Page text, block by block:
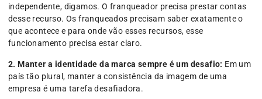
independente, digamos. O franqueador precisa prestar contas
desse recurso. Os franqueados precisam saber exatamente o
que acontece e para onde vão esses recursos, esse
funcionamento precisa estar claro.
2. Manter a identidade da marca sempre é um desafio: Em um
país tão plural, manter a consistência da imagem de uma
empresa é uma tarefa desafiadora.